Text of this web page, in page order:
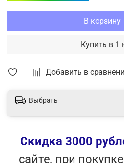
Добавить в
В корзину
Купить в 1
Выбрать
Скидка 3000
сайте, при